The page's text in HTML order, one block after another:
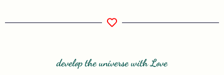
develop the universe with Love